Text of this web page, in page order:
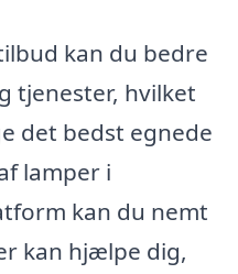
kan du bedre
tjenester, hvilket
det bedst egnede
lamper i
kan du nemt
kan hjælpe dig,